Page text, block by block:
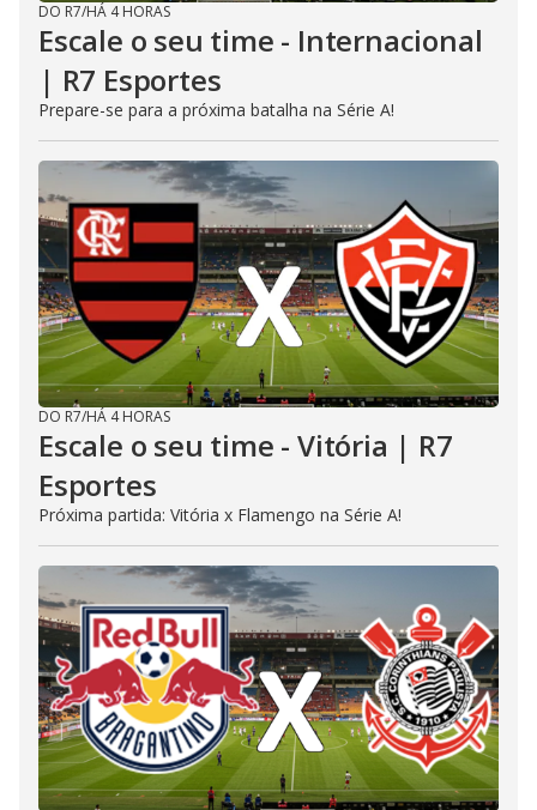
DO R7/HÁ 4 HORAS
Escale o seu time - Internacional
| R7 Esportes
Prepare-se para a próxima batalha na Série A!
DO R7/HÁ 4 HORAS
Escale o seu time - Vitória | R7
Esportes
Próxima partida: Vitória x Flamengo na Série A!